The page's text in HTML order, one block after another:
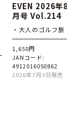
EVEN 2026年8
月号 Vol.214
・大人のゴルフ旅
1,650円
JANコード:
4912016050862
2026年7月3日発売